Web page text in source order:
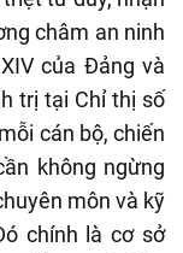
châm an ninh
của Đảng và
trị tại Chỉ thị số
cán bộ, chiến
không ngừng
môn và kỹ
chính là cơ sở